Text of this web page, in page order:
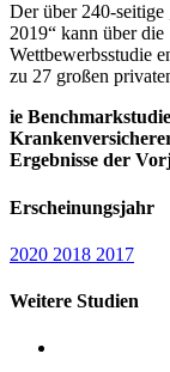
Der über 240-
2019“ kann über
Wettbewerbsstudie
zu 27 großen
ie
Ergebnisse der
Erscheinungsjahr
2020 2018 2017
Weitere Studien